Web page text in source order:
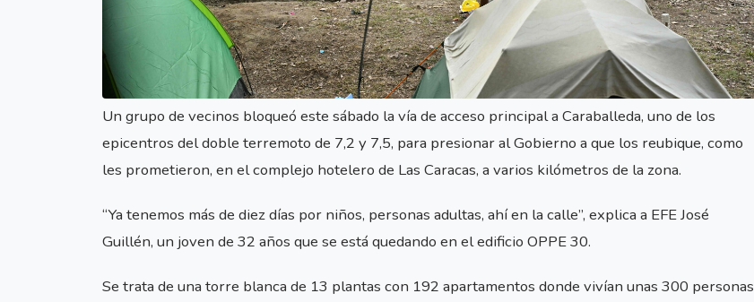
Un grupo de vecinos bloqueó este sábado la vía de acceso principal a Caraballeda, uno de los
epicentros del doble terremoto de 7,2 y 7,5, para presionar al Gobierno a que los reubique, como
les prometieron, en el complejo hotelero de Las Caracas, a varios kilómetros de la zona.
“Ya tenemos más de diez días por niños, personas adultas, ahí en la calle”, explica a EFE José
Guillén, un joven de 32 años que se está quedando en el edificio OPPE 30.
Se trata de una torre blanca de 13 plantas con 192 apartamentos donde vivían unas 300 personas